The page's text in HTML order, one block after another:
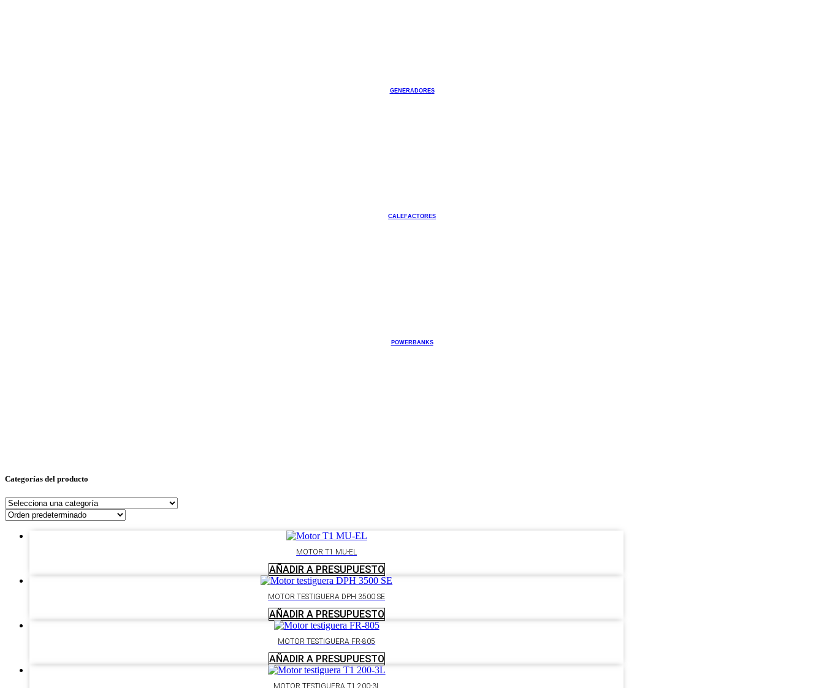
GENERADORES
CALEFACTORES
POWERBANKS
Categorías del producto
MOTOR T1 MU-EL
AÑADIR A PRESUPUESTO
MOTOR TESTIGUERA DPH 3500 SE
AÑADIR A PRESUPUESTO
MOTOR TESTIGUERA FR-805
AÑADIR A PRESUPUESTO
MOTOR TESTIGUERA T1 200-3L